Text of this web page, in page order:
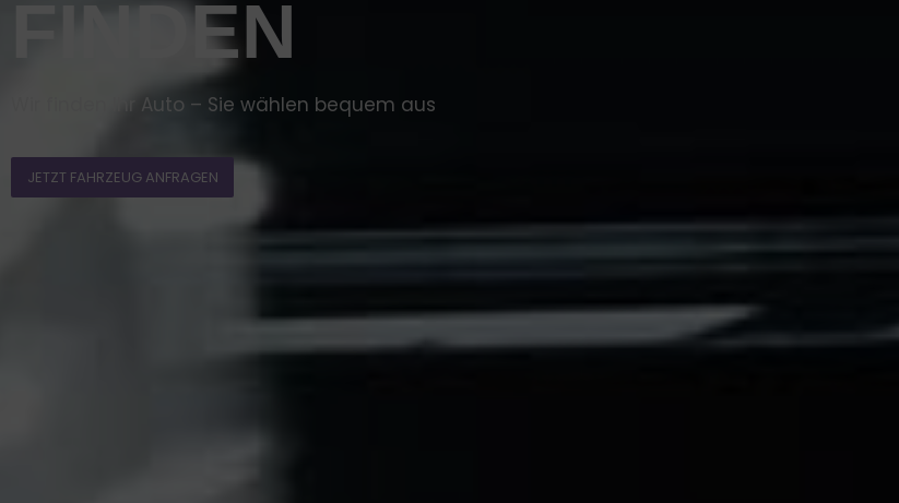
FINDEN
Wir finden Ihr Auto – Sie wählen bequem aus
JETZT FAHRZEUG ANFRAGEN